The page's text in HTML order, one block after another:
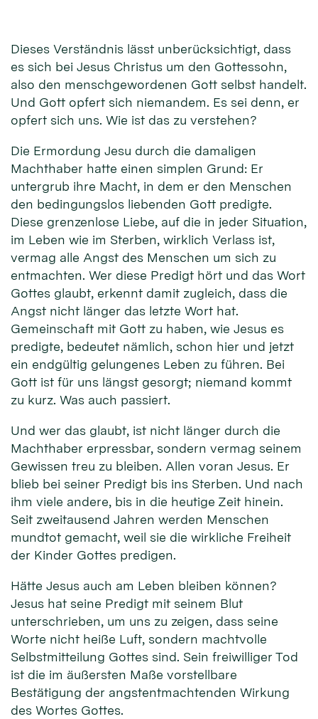
Dieses Verständnis lässt unberücksichtigt, dass
es sich bei Jesus Christus um den Gottessohn,
also den menschgewordenen Gott selbst handelt.
Und Gott opfert sich niemandem. Es sei denn, er
opfert sich uns. Wie ist das zu verstehen?
Die Ermordung Jesu durch die damaligen
Machthaber hatte einen simplen Grund: Er
untergrub ihre Macht, in dem er den Menschen
den bedingungslos liebenden Gott predigte.
Diese grenzenlose Liebe, auf die in jeder Situation,
im Leben wie im Sterben, wirklich Verlass ist,
vermag alle Angst des Menschen um sich zu
entmachten. Wer diese Predigt hört und das Wort
Gottes glaubt, erkennt damit zugleich, dass die
Angst nicht länger das letzte Wort hat.
Gemeinschaft mit Gott zu haben, wie Jesus es
predigte, bedeutet nämlich, schon hier und jetzt
ein endgültig gelungenes Leben zu führen. Bei
Gott ist für uns längst gesorgt; niemand kommt
zu kurz. Was auch passiert.
Und wer das glaubt, ist nicht länger durch die
Machthaber erpressbar, sondern vermag seinem
Gewissen treu zu bleiben. Allen voran Jesus. Er
blieb bei seiner Predigt bis ins Sterben. Und nach
ihm viele andere, bis in die heutige Zeit hinein.
Seit zweitausend Jahren werden Menschen
mundtot gemacht, weil sie die wirkliche Freiheit
der Kinder Gottes predigen.
Hätte Jesus auch am Leben bleiben können?
Jesus hat seine Predigt mit seinem Blut
unterschrieben, um uns zu zeigen, dass seine
Worte nicht heiße Luft, sondern machtvolle
Selbstmitteilung Gottes sind. Sein freiwilliger Tod
ist die im äußersten Maße vorstellbare
Bestätigung der angstentmachtenden Wirkung
des Wortes Gottes.